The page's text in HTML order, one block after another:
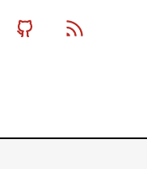
MastodonGithub